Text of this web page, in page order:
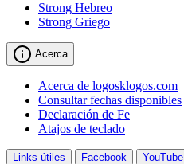
Strong Hebreo
Strong Griego
Acerca
Acerca de logosklogos.com
Consultar fechas disponibles
Declaración de Fe
Atajos de teclado
Links útiles Facebook YouTube